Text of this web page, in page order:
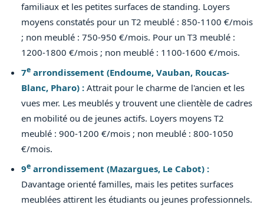
familiaux et les petites surfaces de standing. Loyers
moyens constatés pour un T2 meublé : 850-1100 €/mois
; non meublé : 750-950 €/mois. Pour un T3 meublé :
1200-1800 €/mois ; non meublé : 1100-1600 €/mois.
7e arrondissement (Endoume, Vauban, Roucas-
Blanc, Pharo) : Attrait pour le charme de l'ancien et les
vues mer. Les meublés y trouvent une clientèle de cadres
en mobilité ou de jeunes actifs. Loyers moyens T2
meublé : 900-1200 €/mois ; non meublé : 800-1050
€/mois.
9e arrondissement (Mazargues, Le Cabot) :
Davantage orienté familles, mais les petites surfaces
meublées attirent les étudiants ou jeunes professionnels.